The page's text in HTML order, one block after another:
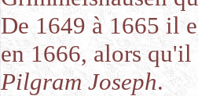
De 1649 à 1665 il
en 1666, alors
Pilgram Joseph.